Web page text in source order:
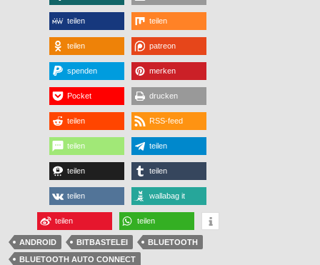
teilen teilen
teilen patreon
spenden merken
Pocket drucken
teilen RSS-feed
teilen teilen
teilen teilen
teilen wallabag it
teilen teilen
ANDROID BITBASTELEI
BLUETOOTH
BLUETOOTH AUTO CONNECT